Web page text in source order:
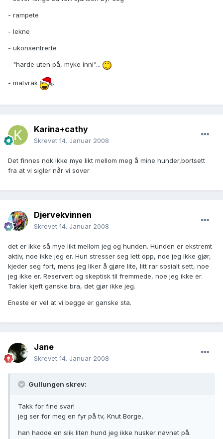
- rampete
- lekne
- ukonsentrerte
- "harde uten på, myke inni"...
- matvrak
Karina+cathy
Skrevet 14. Januar 2008
Det finnes nok ikke mye likt mellom meg å mine hunder,bortsett
fra at vi sigler når vi sover
Djervekvinnen
Skrevet 14. Januar 2008
det er ikke så mye likt mellom jeg og hunden. Hunden er ekstremt
aktiv, noe ikke jeg er. Hun stresser seg lett opp, noe jeg ikke gjør,
kjeder seg fort, mens jeg liker å gjøre lite, litt rar sosialt sett, noe
jeg ikke er. Reservert og skeptisk til fremmede, noe jeg ikke er.
Takler kjeft ganske bra, det gjør ikke jeg.
Eneste er vel at vi begge er ganske sta.
Jane
Skrevet 14. Januar 2008
Gullungen skrev:
Takk for fine svar!
jeg ser for meg en fyr på tv, Knut Borge,
han hadde en slik liten hund jeg ikke husker navnet på.